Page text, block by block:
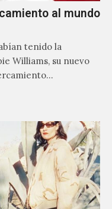
al mundo
tenido la
Williams, su nuevo